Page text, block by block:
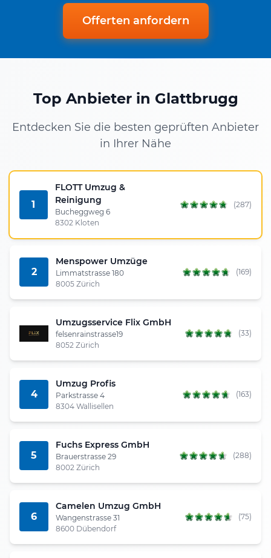
Offerten anfordern
Top Anbieter in Glattbrugg
Entdecken Sie die besten geprüften Anbieter
in Ihrer Nähe
1
FLOTT Umzug &
Reinigung
Bucheggweg 6
8302 Kloten
(287)
2
Menspower Umzüge
Limmatstrasse 180
8005 Zürich
(169)
Umzugsservice Flix GmbH
felsenrainstrasse19
8052 Zürich
(33)
4
Umzug Profis
Parkstrasse 4
8304 Wallisellen
(163)
5
Fuchs Express GmbH
Brauerstrasse 29
8002 Zürich
(288)
6
Camelen Umzug GmbH
Wangenstrasse 31
8600 Dübendorf
(75)